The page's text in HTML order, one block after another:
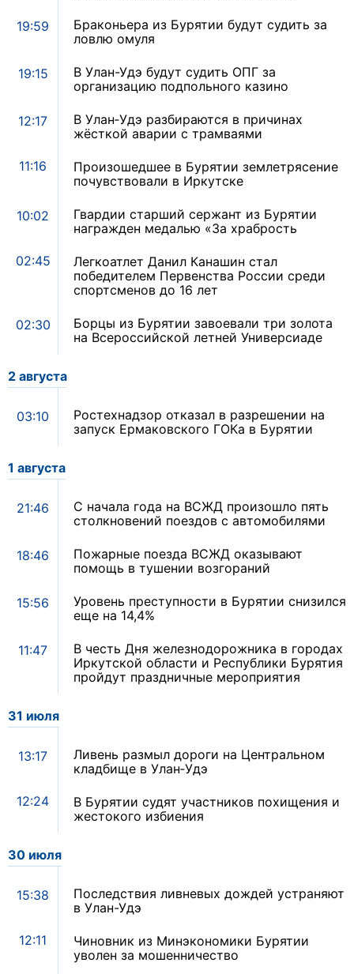
19:59
Браконьера из Бурятии будут судить за
ловлю омуля
19:15
В Улан-Удэ будут судить ОПГ за
организацию подпольного казино
12:17
В Улан‑Удэ разбираются в причинах
жёсткой аварии с трамваями
11:16
Произошедшее в Бурятии землетрясение
почувствовали в Иркутске
10:02
Гвардии старший сержант из Бурятии
награжден медалью «За храбрость
02:45
Легкоатлет Данил Канашин стал
победителем Первенства России среди
спортсменов до 16 лет
02:30
Борцы из Бурятии завоевали три золота
на Всероссийской летней Универсиаде
2 августа
03:10
Ростехнадзор отказал в разрешении на
запуск Ермаковского ГОКа в Бурятии
1 августа
21:46
С начала года на ВСЖД произошло пять
столкновений поездов с автомобилями
18:46
Пожарные поезда ВСЖД оказывают
помощь в тушении возгораний
15:56
Уровень преступности в Бурятии снизился
еще на 14,4%
11:47
В честь Дня железнодорожника в городах
Иркутской области и Республики Бурятия
пройдут праздничные мероприятия
31 июля
13:17
Ливень размыл дороги на Центральном
кладбище в Улан‑Удэ
12:24
В Бурятии судят участников похищения и
жестокого избиения
30 июля
15:38
Последствия ливневых дождей устраняют
в Улан-Удэ
12:11
Чиновник из Минэкономики Бурятии
уволен за мошенничество